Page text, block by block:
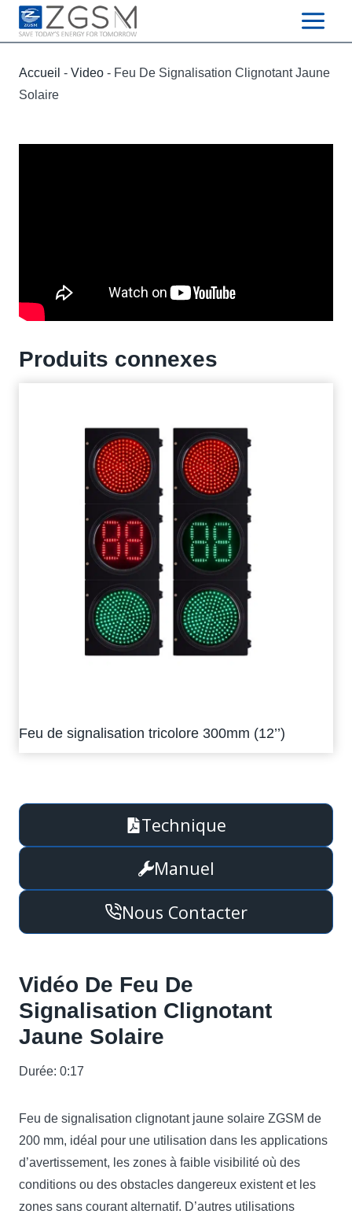
Skip
Accueil - Video - Feu De Signalisation Clignotant Jaune
Solaire
Produits connexes
Feu de signalisation tricolore 300mm (12’’)
Technique
Manuel
Nous Contacter
Vidéo De Feu De
Signalisation Clignotant
Jaune Solaire
Durée: 0:17
Feu de signalisation clignotant jaune solaire ZGSM de
200 mm, idéal pour une utilisation dans les applications
d’avertissement, les zones à faible visibilité où des
conditions ou des obstacles dangereux existent et les
zones sans courant alternatif. D’autres utilisations